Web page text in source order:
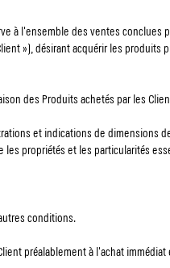
à l'ensemble des ventes conclues
»), désirant acquérir les produits
des Produits achetés par les
et indications de dimensions
les propriétés et les particularités
conditions.
préalablement à l'achat